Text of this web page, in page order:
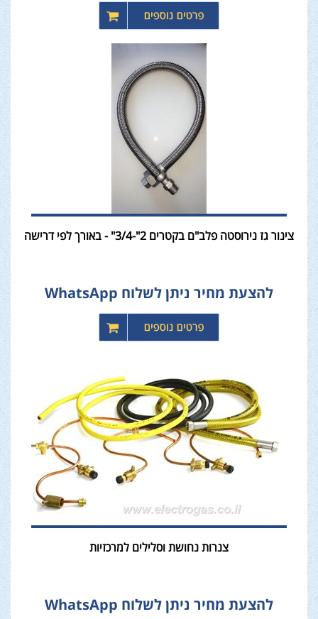
צינור גז נירוסטה פלב"ם בקטרים 2"-3/4" - באורך לפי דרישה
להצעת מחיר ניתן לשלוח WhatsApp
צנרות נחושת וסלילים למרכזיות
להצעת מחיר ניתן לשלוח WhatsApp